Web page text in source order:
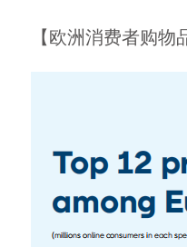
【欧洲消费者购物